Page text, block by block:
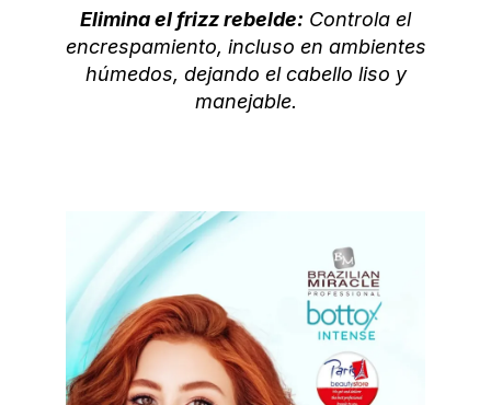
Elimina el frizz rebelde: Controla el
encrespamiento, incluso en ambientes
húmedos, dejando el cabello liso y
manejable.